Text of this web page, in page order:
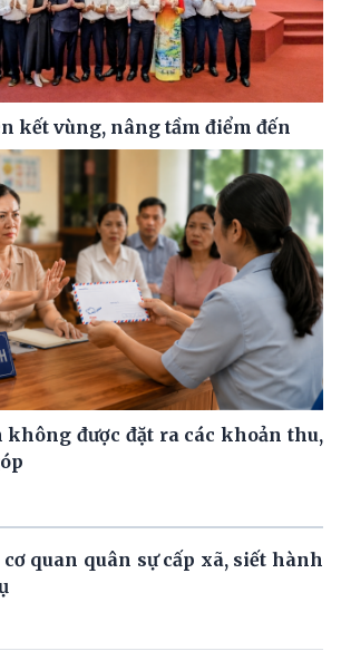
kết vùng, nâng tầm điểm đến
được đặt ra các khoản thu,
quan quân sự cấp xã, siết hành